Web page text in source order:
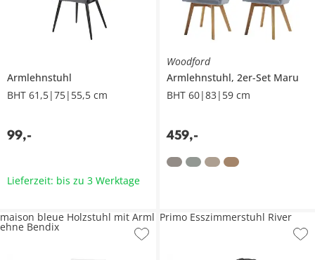
Armlehnstuhl
BHT 61,5|75|55,5 cm
99,-
Lieferzeit: bis zu 3 Werktage
Woodford
Armlehnstuhl, 2er-Set Maru
BHT 60|83|59 cm
459,-
maison bleue Holzstuhl mit Arml
ehne Bendix
Primo Esszimmerstuhl River